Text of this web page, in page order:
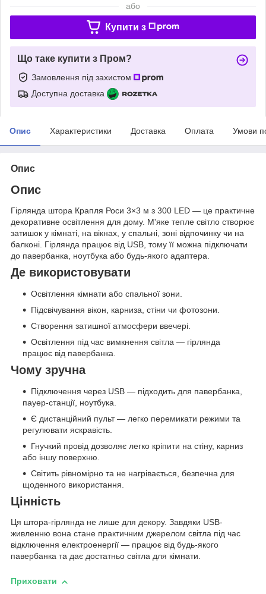
або
Купити з
Що таке купити з Пром?
Замовлення під захистом
Доступна доставка
Опис Характеристики Доставка Оплата Умови
Опис
Опис
Гірлянда штора Крапля Роси 3×3 м з 300 LED — це практичне
декоративне освітлення для дому. М'яке тепле світло створює
затишок у кімнаті, на вікнах, у спальні, зоні відпочинку чи на
балконі. Гірлянда працює від USB, тому її можна підключати
до павербанка, ноутбука або будь-якого адаптера.
Де використовувати
Освітлення кімнати або спальної зони.
Підсвічування вікон, карниза, стіни чи фотозони.
Створення затишної атмосфери ввечері.
Освітлення під час вимкнення світла — гірлянда
працює від павербанка.
Чому зручна
Підключення через USB — підходить для павербанка,
пауер-станції, ноутбука.
Є дистанційний пульт — легко перемикати режими та
регулювати яскравість.
Гнучкий провід дозволяє легко кріпити на стіну, карниз
або іншу поверхню.
Світить рівномірно та не нагрівається, безпечна для
щоденного використання.
Цінність
Ця штора-гірлянда не лише для декору. Завдяки USB-
живленню вона стане практичним джерелом світла під час
відключення електроенергії — працює від будь-якого
павербанка та дає достатньо світла для кімнати.
Приховати